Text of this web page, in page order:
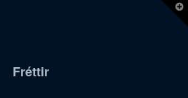
Fréttir